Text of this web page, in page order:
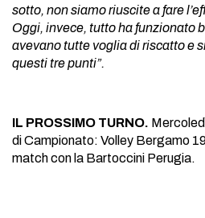
sotto, non siamo riuscite a fare
Oggi, invece, tutto ha funzionato
avevano tutte voglia di riscatto e
questi tre punti”.
IL PROSSIMO TURNO.
di Campionato: Volley Bergamo
match con la Bartoccini Perugia.